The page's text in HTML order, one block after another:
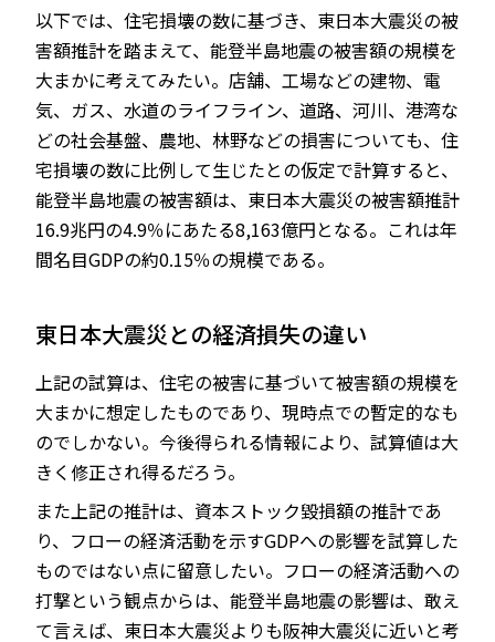
以下では、住宅損壊の数に基づき、東日本大震災の被
害額推計を踏まえて、能登半島地震の被害額の規模を
大まかに考えてみたい。店舗、工場などの建物、電
気、ガス、水道のライフライン、道路、河川、港湾な
どの社会基盤、農地、林野などの損害についても、住
宅損壊の数に比例して生じたとの仮定で計算すると、
能登半島地震の被害額は、東日本大震災の被害額推計
16.9兆円の4.9％にあたる8,163億円となる。これは年
間名目GDPの約0.15％の規模である。
東日本大震災との経済損失の違い
上記の試算は、住宅の被害に基づいて被害額の規模を
大まかに想定したものであり、現時点での暫定的なも
のでしかない。今後得られる情報により、試算値は大
きく修正され得るだろう。
また上記の推計は、資本ストック毀損額の推計であ
り、フローの経済活動を示すGDPへの影響を試算した
ものではない点に留意したい。フローの経済活動への
打撃という観点からは、能登半島地震の影響は、敢え
て言えば、東日本大震災よりも阪神大震災に近いと考